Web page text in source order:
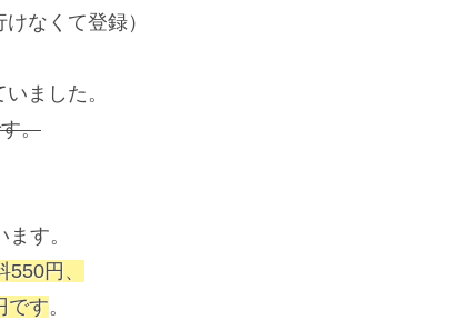
なくて登録）
ました。
。
す。
円、
です。